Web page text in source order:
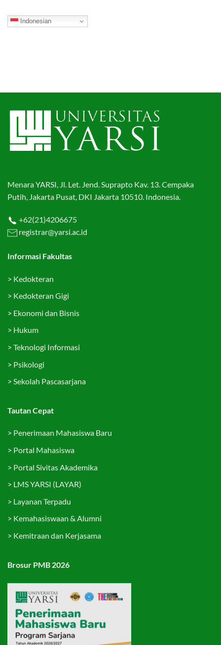
Indonesian
Menara YARSI, Jl. Let. Jend. Suprapto Kav. 13. Cempaka
Putih, Jakarta Pusat, DKI Jakarta 10510. Indonesia.
+62(21)4206675
registrar@yarsi.ac.id
Informasi Fakultas
> Kedokteran
> Kedokteran Gigi
> Ekonomi dan Bisnis
> Hukum
> Teknologi Informasi
> Psikologi
> Sekolah Pascasarjana
Tautan Cepat
> Penerimaan Mahasiswa Baru
> Portal Mahasiswa
> Portal Sivitas Akademika
> LMS YARSI (LAYAR)
> Layanan Terpadu
> Kemahasiswaan & Alumni
> Kemitraan dan Kerjasama
Brosur PMB 2026